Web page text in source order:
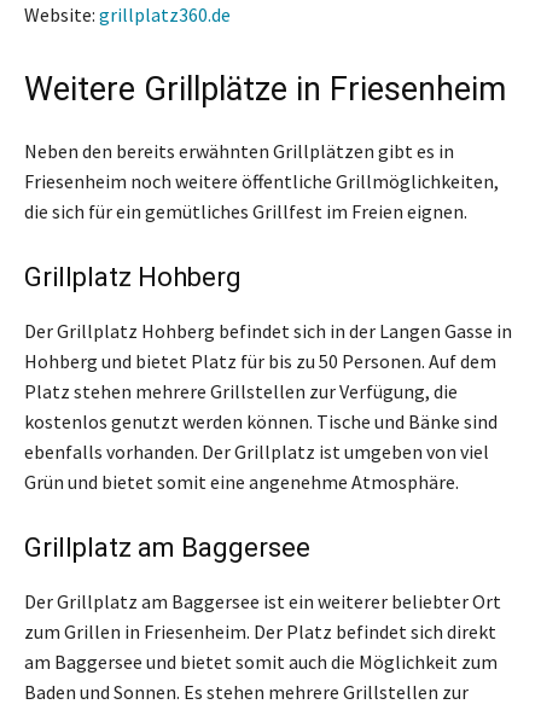
Website: grillplatz360.de
Weitere Grillplätze in Friesenheim
Neben den bereits erwähnten Grillplätzen gibt es in
Friesenheim noch weitere öffentliche Grillmöglichkeiten,
die sich für ein gemütliches Grillfest im Freien eignen.
Grillplatz Hohberg
Der Grillplatz Hohberg befindet sich in der Langen Gasse in
Hohberg und bietet Platz für bis zu 50 Personen. Auf dem
Platz stehen mehrere Grillstellen zur Verfügung, die
kostenlos genutzt werden können. Tische und Bänke sind
ebenfalls vorhanden. Der Grillplatz ist umgeben von viel
Grün und bietet somit eine angenehme Atmosphäre.
Grillplatz am Baggersee
Der Grillplatz am Baggersee ist ein weiterer beliebter Ort
zum Grillen in Friesenheim. Der Platz befindet sich direkt
am Baggersee und bietet somit auch die Möglichkeit zum
Baden und Sonnen. Es stehen mehrere Grillstellen zur